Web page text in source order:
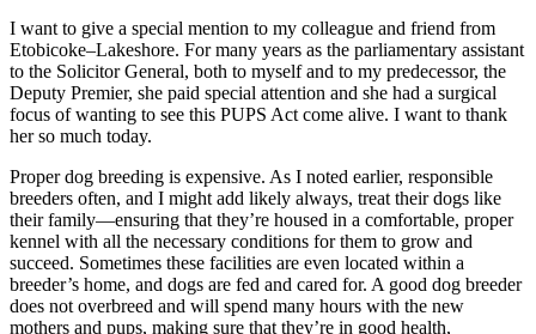
I want to give a special mention to my colleague and friend from
Etobicoke–Lakeshore. For many years as the parliamentary assistant
to the Solicitor General, both to myself and to my predecessor, the
Deputy Premier, she paid special attention and she had a surgical
focus of wanting to see this PUPS Act come alive. I want to thank
her so much today.
Proper dog breeding is expensive. As I noted earlier, responsible
breeders often, and I might add likely always, treat their dogs like
their family—ensuring that they’re housed in a comfortable, proper
kennel with all the necessary conditions for them to grow and
succeed. Sometimes these facilities are even located within a
breeder’s home, and dogs are fed and cared for. A good dog breeder
does not overbreed and will spend many hours with the new
mothers and pups, making sure that they’re in good health,